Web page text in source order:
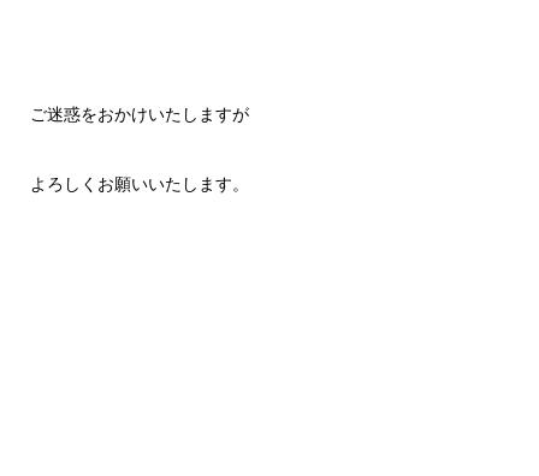
ご迷惑をおかけいたしますが
よろしくお願いいたします。